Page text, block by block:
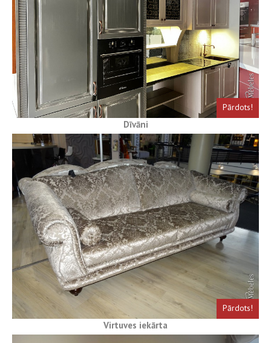
Pārdots!
Dīvāni
Pārdots!
Virtuves iekārta